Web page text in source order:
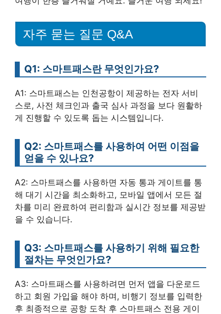
자주 묻는 질문 Q&A
Q1: 스마트패스란 무엇인가요?
A1: 스마트패스는 인천공항이 제공하는 전자 서비
스로, 사전 체크인과 출국 심사 과정을 보다 원활하
게 진행할 수 있도록 돕는 시스템입니다.
Q2: 스마트패스를 사용하여 어떤 이점을
얻을 수 있나요?
A2: 스마트패스를 사용하면 자동 통과 게이트를 통
해 대기 시간을 최소화하고, 모바일 앱에서 모든 절
차를 미리 완료하여 편리함과 실시간 정보를 제공받
을 수 있습니다.
Q3: 스마트패스를 사용하기 위해 필요한
절차는 무엇인가요?
A3: 스마트패스를 사용하려면 먼저 앱을 다운로드
하고 회원 가입을 해야 하며, 비행기 정보를 입력한
후 최종적으로 공항 도착 후 스마트패스 전용 게이